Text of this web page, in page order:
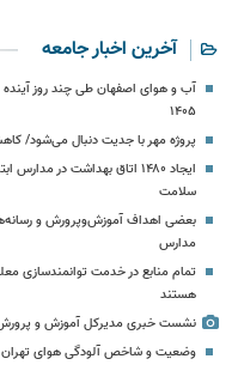
آخرین اخبار جامعه
۱۴۰۵
پروژه مهر با جدیت دنبال می‌شود/ کاهش ۵۹۹ کلاس پرتراکم و به‌روز شدن پاداش
سلامت
بعضی اهداف آموزش‌وپرورش و
مدارس
تمام منابع در خدمت توانمندسازی
هستند
نشست خبری مدیرکل آموزش و
وضعیت و شاخص آلودگی هوای تهران امروز یکشنبه ۱۸ مرداد /